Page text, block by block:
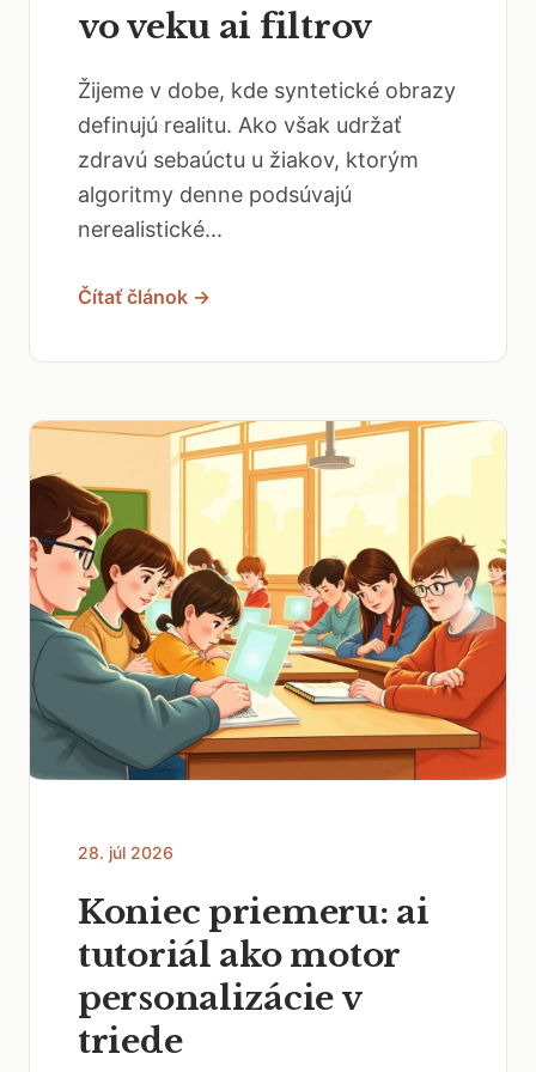
vo veku ai filtrov
Žijeme v dobe, kde syntetické obrazy
definujú realitu. Ako však udržať
zdravú sebaúctu u žiakov, ktorým
algoritmy denne podsúvajú
nerealistické...
Čítať článok →
28. júl 2026
Koniec priemeru: ai
tutoriál ako motor
personalizácie v
triede